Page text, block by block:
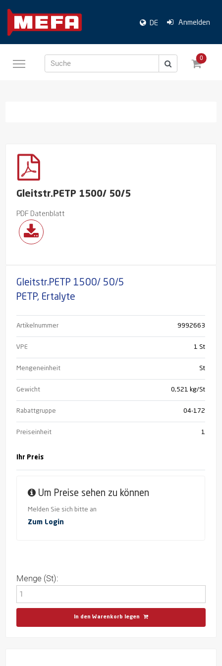
DE Anmelden
Suche
0
Gleitstr.PETP 1500/ 50/5
PDF Datenblatt
Gleitstr.PETP 1500/ 50/5
PETP, Ertalyte
Artikelnummer 9992663
VPE 1 St
Mengeneinheit St
Gewicht 0,521 kg/St
Rabattgruppe 04-172
Preiseinheit 1
Ihr Preis
Um Preise sehen zu können
Melden Sie sich bitte an
Zum Login
Menge (St):
In den Warenkorb legen